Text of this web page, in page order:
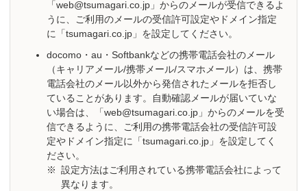
「web@tsumagari.co.jp」からのメールが受信できるよ
うに、ご利用のメールの受信許可設定やドメイン指定
に「tsumagari.co.jp」を設定してください。
docomo・au・Softbankなどの携帯電話会社のメール
（キャリアメール/携帯メール/スマホメール）は、携帯
電話会社のメール以外から発信されたメールを拒否し
ていることがあります。自動確認メールが届いていな
い場合は、「web@tsumagari.co.jp」からのメールを受
信できるように、ご利用の携帯電話会社の受信許可設
定やドメイン指定に「tsumagari.co.jp」を設定してく
ださい。
※ 設定方法はご利用されている携帯電話会社によって
異なります。